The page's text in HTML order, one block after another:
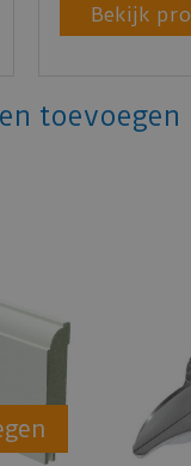
Bekijk
toevoegen